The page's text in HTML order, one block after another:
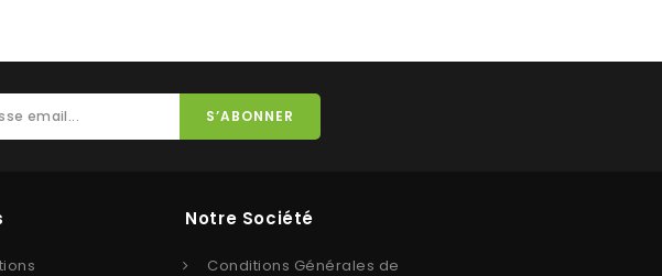
Notre Société
Conditions Générales de